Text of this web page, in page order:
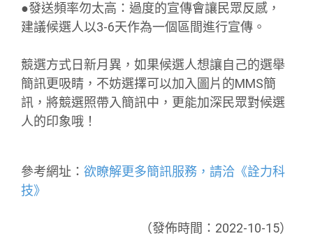
●發送頻率勿太高：過度的宣傳會讓民眾反感，
建議候選人以3-6天作為一個區間進行宣傳。
競選方式日新月異，如果候選人想讓自己的選舉
簡訊更吸睛，不妨選擇可以加入圖片的MMS簡
訊，將競選照帶入簡訊中，更能加深民眾對候選
人的印象哦！
參考網址： 欲瞭解更多簡訊服務，請洽《詮力科
技》
（發佈時間：2022-10-15）